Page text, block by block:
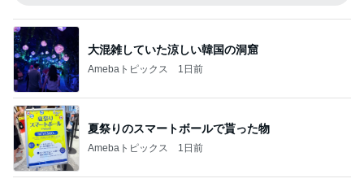
大混雑していた涼しい韓国の洞窟
Amebaトピックス 1日前
夏祭りのスマートボールで貰った物
Amebaトピックス 1日前